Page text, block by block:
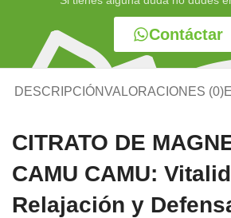
Contáctar
DESCRIPCIÓNVALORACIONES (0)
CITRATO DE
CAMU CAMU:
Relajación y